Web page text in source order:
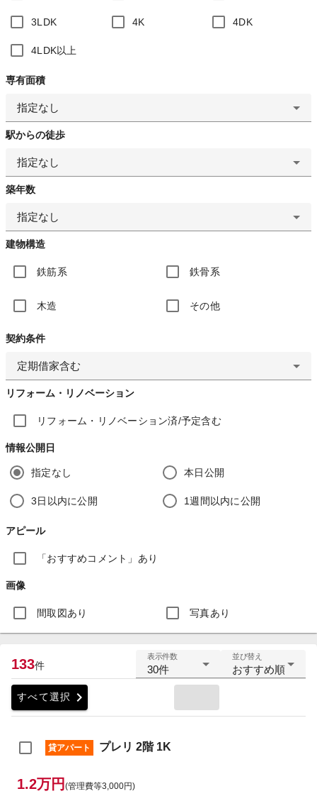
3LDK 4K 4DK
4LDK以上
専有面積
指定なし
駅からの徒歩
指定なし
築年数
指定なし
建物構造
鉄筋系 鉄骨系
木造 その他
契約条件
定期借家含む
リフォーム・リノベーション
リフォーム・リノベーション済/予定含む
情報公開日
指定なし 本日公開
3日以内に公開 1週間以内に公開
アピール
「おすすめコメント」あり
画像
間取図あり 写真あり
133件
表示件数
30件
並び替え
おすすめ順
すべて選択 chevron_right
貸アパート プレリ 2階 1K
1.2万円 (管理費等3,000円)